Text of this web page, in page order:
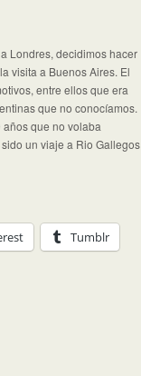
Londres, decidimos hacer
visita a Buenos Aires. El
entre ellos que era
que no conocíamos.
que no volaba
un viaje a Rio Gallegos
Tumblr